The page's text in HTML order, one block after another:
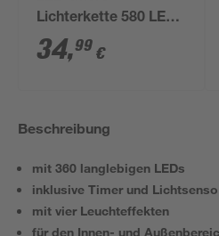
Lichterkette 580 LEDs
warmweiß 1450 cm
34,99 €
Beschreibung
mit 360 langlebigen LEDs
inklusive Timer und
mit vier Leuchteffekten
für den Innen- und